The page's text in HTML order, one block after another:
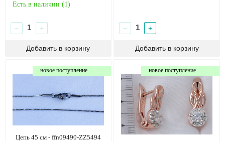
Есть в наличии (1)
− + − +
новое поступление
Цепь 45 см - ffn09490-ZZ5494
новое поступление